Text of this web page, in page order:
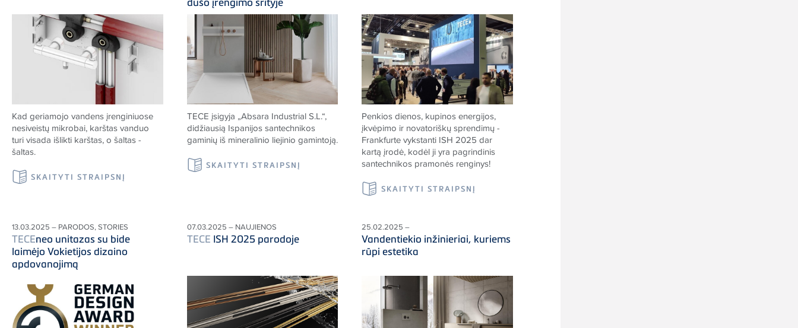
Kad geriamojo vandens įrenginiuose
nesiveistų mikrobai, karštas vanduo
turi visada išlikti karštas, o šaltas -
šaltas.
SKAITYTI STRAIPSNĮ
TECE įsigyja „Absara Industrial S.L.“,
didžiausią Ispanijos santechnikos
gaminių iš mineralinio liejinio gamintoją.
SKAITYTI STRAIPSNĮ
Penkios dienos, kupinos energijos,
įkvėpimo ir novatoriškų sprendimų -
Frankfurte vykstanti ISH 2025 dar
kartą įrodė, kodėl ji yra pagrindinis
santechnikos pramonės renginys!
SKAITYTI STRAIPSNĮ
13.03.2025 – PARODOS, STORIES
TECEneo unitazas su bide
laimėjo Vokietijos dizaino
apdovanojimą
07.03.2025 – NAUJIENOS
TECE ISH 2025 parodoje
25.02.2025 –
Vandentiekio inžinieriai, kuriems
rūpi estetika